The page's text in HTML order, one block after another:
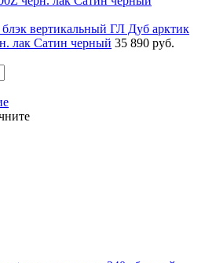
вертикальный ГЛ Дуб арктик
лак Сатин черный 35 890 руб.